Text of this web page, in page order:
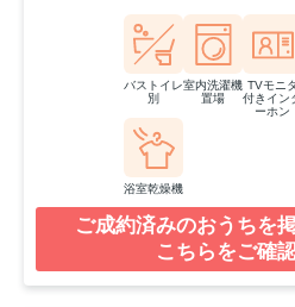
バストイレ
別
室内洗濯機
置場
TVモニ
付きイン
ーホン
浴室乾燥機
ご成約済みのおうちを
こちらをご確